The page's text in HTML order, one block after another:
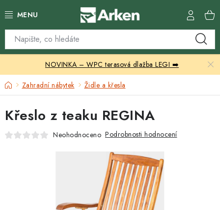
na
Skleníky
Zahradní přístřešky
Zahradní nábytek
Grily a ohniště
NOVINKA – WPC terasová dlažba LEGI ➡️
DomůZahradní nábytek Židle a křesla
Křeslo z teaku REGINA
Neohodnoceno Podrobnosti hodnocení